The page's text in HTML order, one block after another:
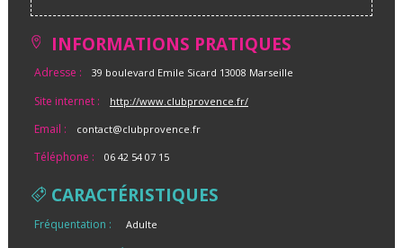
INFORMATIONS PRATIQUES
Adresse : 39 boulevard Emile Sicard 13008 Marseille
Site internet : http://www.clubprovence.fr/
Email : contact@clubprovence.fr
Téléphone : 06 42 54 07 15
CARACTÉRISTIQUES
Fréquentation : Adulte